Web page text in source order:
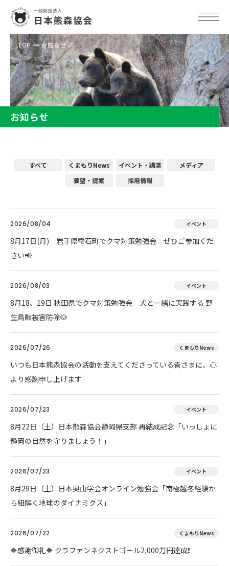
TOP お知らせ
お知らせ
すべて くまもりNews イベント・講演
メディア
要望・提案
採用情報
2026/08/04 イベント
8月17日(月) 岩手県雫石町でクマ対策勉強会 ぜひご参加くだ
さい📢
2026/08/03 イベント
8月18、19日 秋田県でクマ対策勉強会 犬と一緒に実践する 野
生鳥獣被害防除🐶
2026/07/26 くまもりNews
いつも日本熊森協会の活動を支えてくださっている皆さまに、心
より感謝申し上げます
2026/07/23 イベント
8月22日（土）日本熊森協会静岡県支部 再結成記念「いっしょに
静岡の自然を守りましょう！」
2026/07/23 イベント
8月29日（土）日本奥山学会オンライン勉強会「南極越冬経験か
ら紐解く地球のダイナミクス」
2026/07/22 くまもりNews
🔶感謝御礼🔶 クラファンネクストゴール2,000万円達成❗